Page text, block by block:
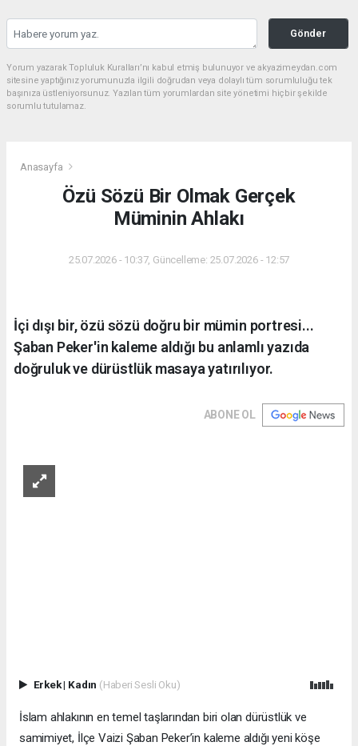
Gönder
Yorum yazarak Topluluk Kuralları’nı kabul etmiş bulunuyor ve akyazimeydan.com
sitesine yaptığınız yorumunuzla ilgili doğrudan veya dolaylı tüm sorumluluğu tek
başınıza üstleniyorsunuz. Yazılan tüm yorumlardan site yönetimi hiçbir şekilde
sorumlu tutulamaz.
Anasayfa
Özü Sözü Bir Olmak Gerçek
Müminin Ahlakı
25.07.2026 - 10:37, Güncelleme: 25.07.2026 - 12:57
İçi dışı bir, özü sözü doğru bir mümin portresi...
Şaban Peker'in kaleme aldığı bu anlamlı yazıda
doğruluk ve dürüstlük masaya yatırılıyor.
ABONE OL
Erkek| Kadın (Haberi Sesli Oku)
İslam ahlakının en temel taşlarından biri olan dürüstlük ve
samimiyet, İlçe Vaizi Şaban Peker’in kaleme aldığı yeni köşe